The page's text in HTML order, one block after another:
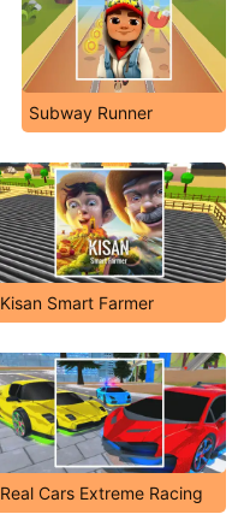
Subway Runner
Kisan Smart Farmer
Real Cars Extreme Racing